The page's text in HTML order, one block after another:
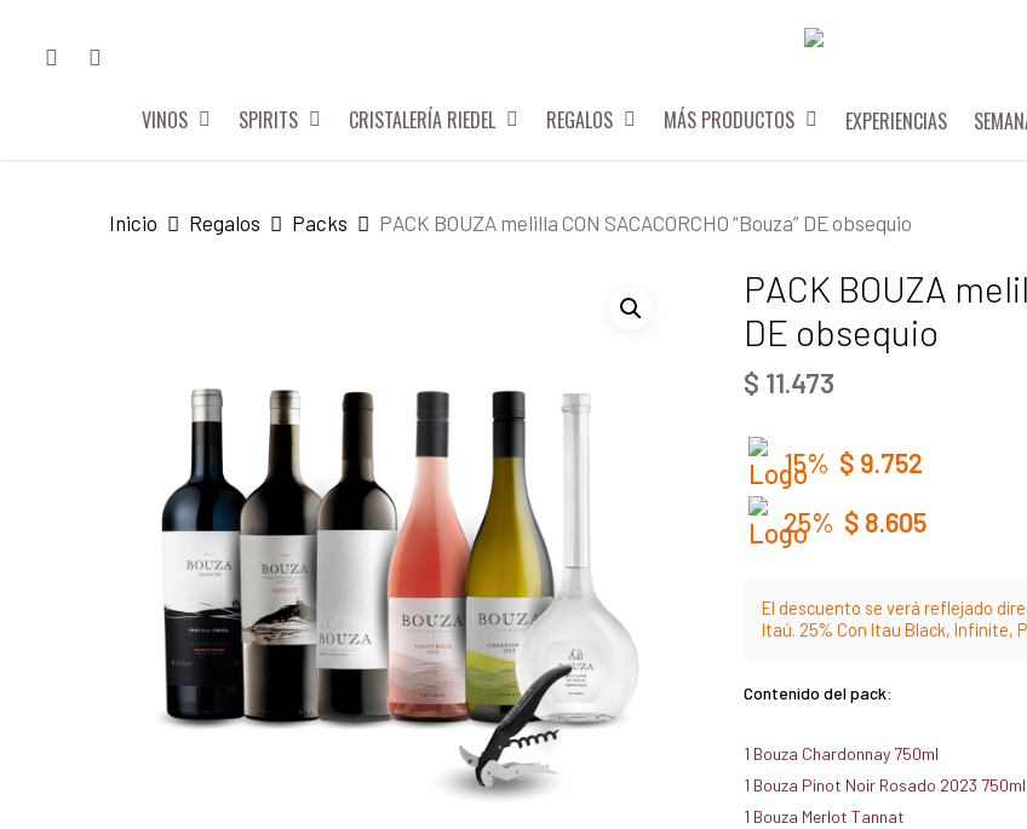
FACEBOOKINSTAGRAM
VINOS SPIRITS CRISTALERÍA RIEDEL REGALOS MÁS PRODUCTOS EXPERIENCIAS
Inicio Regalos Packs PACK BOUZA melilla CON SACACORCHO “Bouza” DE obsequio
PACK BOUZA
DE obsequio
$ 11.473
15% $ 9.752
25% $ 8.605
El descuento se verá reflejado
Itaú. 25% Con Itau Black, Infinite,
Contenido del pack:
1 Bouza Chardonnay 750ml
1 Bouza Pinot Noir Rosado 2023 750ml
1 Bouza Merlot Tannat